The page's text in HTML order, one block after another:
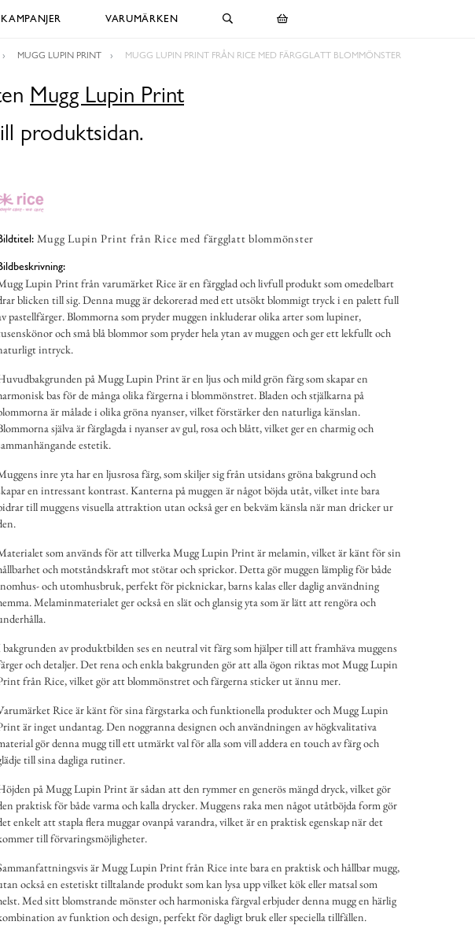
KAMPANJER VARUMÄRKEN
MUGG LUPIN PRINT MUGG LUPIN PRINT FRÅN RICE MED FÄRGGLATT BLOMMÖNSTER
Mugg Lupin Print
produktsidan.
Mugg Lupin Print från Rice med färgglatt blommönster
Lupin Print från varumärket Rice är en färgglad och livfull produkt som omedelbart
blicken till sig. Denna mugg är dekorerad med ett utsökt blommigt tryck i en palett full
pastellfärger. Blommorna som pryder muggen inkluderar olika arter som lupiner,
och små blå blommor som pryder hela ytan av muggen och ger ett lekfullt och
intryck.
på Mugg Lupin Print är en ljus och mild grön färg som skapar en
bas för de många olika färgerna i blommönstret. Bladen och stjälkarna på
är målade i olika gröna nyanser, vilket förstärker den naturliga känslan.
själva är färglagda i nyanser av gul, rosa och blått, vilket ger en charmig och
estetik.
inre yta har en ljusrosa färg, som skiljer sig från utsidans gröna bakgrund och
en intressant kontrast. Kanterna på muggen är något böjda utåt, vilket inte bara
till muggens visuella attraktion utan också ger en bekväm känsla när man dricker ur
som används för att tillverka Mugg Lupin Print är melamin, vilket är känt för sin
och motståndskraft mot stötar och sprickor. Detta gör muggen lämplig för både
och utomhusbruk, perfekt för picknickar, barns kalas eller daglig användning
Melaminmaterialet ger också en slät och glansig yta som är lätt att rengöra och
bakgrunden av produktbilden ses en neutral vit färg som hjälper till att framhäva muggens
och detaljer. Det rena och enkla bakgrunden gör att alla ögon riktas mot Mugg Lupin
från Rice, vilket gör att blommönstret och färgerna sticker ut ännu mer.
Rice är känt för sina färgstarka och funktionella produkter och Mugg Lupin
är inget undantag. Den noggranna designen och användningen av högkvalitativa
gör denna mugg till ett utmärkt val för alla som vill addera en touch av färg och
till sina dagliga rutiner.
på Mugg Lupin Print är sådan att den rymmer en generös mängd dryck, vilket gör
praktisk för både varma och kalla drycker. Muggens raka men något utåtböjda form gör
enkelt att stapla flera muggar ovanpå varandra, vilket är en praktisk egenskap när det
till förvaringsmöjligheter.
är Mugg Lupin Print från Rice inte bara en praktisk och hållbar mugg,
också en estetiskt tilltalande produkt som kan lysa upp vilket kök eller matsal som
Med sitt blomstrande mönster och harmoniska färgval erbjuder denna mugg en härlig
av funktion och design, perfekt för dagligt bruk eller speciella tillfällen.